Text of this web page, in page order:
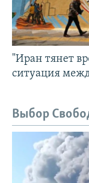
"Иран тянет
ситуация
Выбор